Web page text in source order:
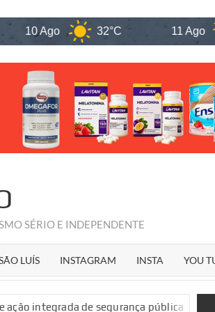
32°C 11 Ago 31°C
SÉRIO E INDEPENDENTE
LUÍS INSTAGRAM INSTA YOU
pública Veja quem são os